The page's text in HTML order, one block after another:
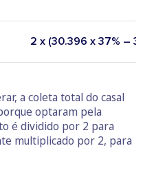
2 x (30.396 x 37% –
a coleta total do casal
optaram pela
é dividido por 2 para
multiplicado por 2, para